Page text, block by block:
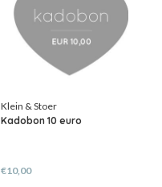
Klein & Stoer
Kadobon 10 euro
€10,00